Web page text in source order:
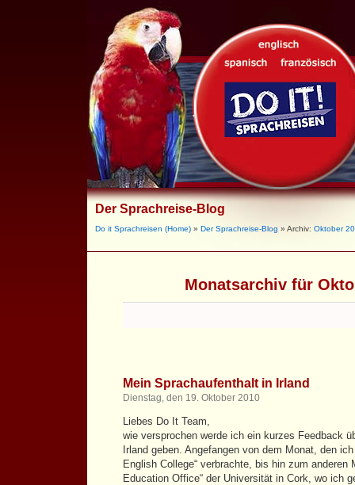
Der Sprachreise-Blog
Do it Sprachreisen (Home) » Der Sprachreise-Blog » Archiv: Oktober
Monatsarchiv für
Mein Sprachaufenthalt in Irland
Dienstag, den 19. Oktober 2010
Liebes Do It Team,
wie versprochen werde ich ein kurzes Feedback
Irland geben. Angefangen von dem Monat, den
English College“ verbrachte, bis hin zum anderen
Education Office“ der Universität in Cork, wo ich